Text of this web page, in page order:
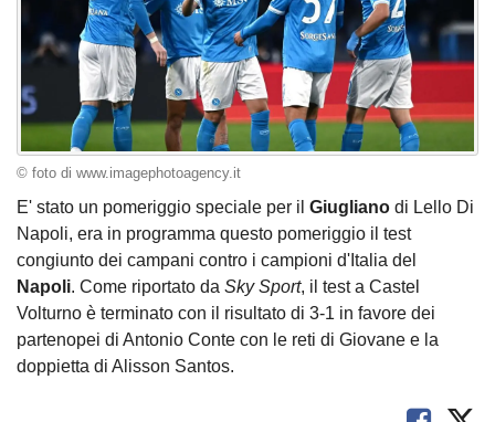
© foto di www.imagephotoagency.it
E' stato un pomeriggio speciale per il Giugliano di Lello Di
Napoli, era in programma questo pomeriggio il test
congiunto dei campani contro i campioni d'Italia del
Napoli. Come riportato da Sky Sport, il test a Castel
Volturno è terminato con il risultato di 3-1 in favore dei
partenopei di Antonio Conte con le reti di Giovane e la
doppietta di Alisson Santos.